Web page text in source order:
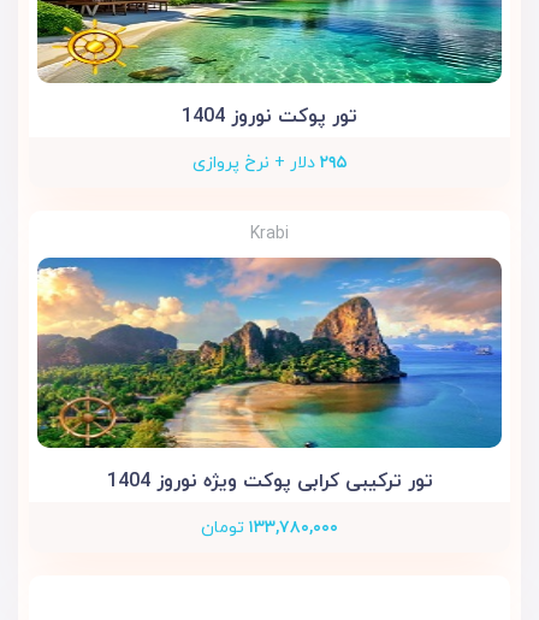
تور پوکت نوروز 1404
۲۹۵ دلار + نرخ پروازی
Krabi
تور ترکیبی کرابی پوکت ویژه نوروز 1404
۱۳۳,۷۸۰,۰۰۰ تومان